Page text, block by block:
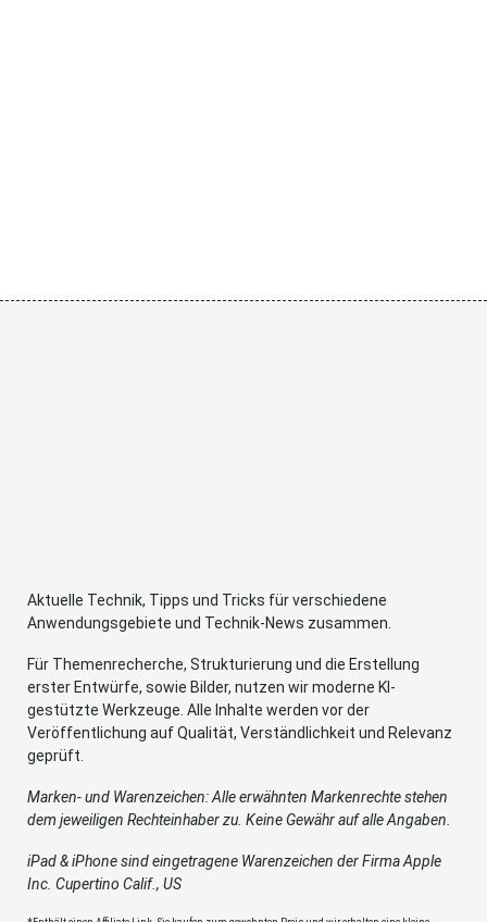
Aktuelle Technik, Tipps und Tricks für verschiedene
Anwendungsgebiete und Technik-News zusammen.
Für Themenrecherche, Strukturierung und die Erstellung
erster Entwürfe, sowie Bilder, nutzen wir moderne KI-
gestützte Werkzeuge. Alle Inhalte werden vor der
Veröffentlichung auf Qualität, Verständlichkeit und Relevanz
geprüft.
Marken- und Warenzeichen: Alle erwähnten Markenrechte stehen
dem jeweiligen Rechteinhaber zu. Keine Gewähr auf alle Angaben.
iPad & iPhone sind eingetragene Warenzeichen der Firma Apple
Inc. Cupertino Calif., US